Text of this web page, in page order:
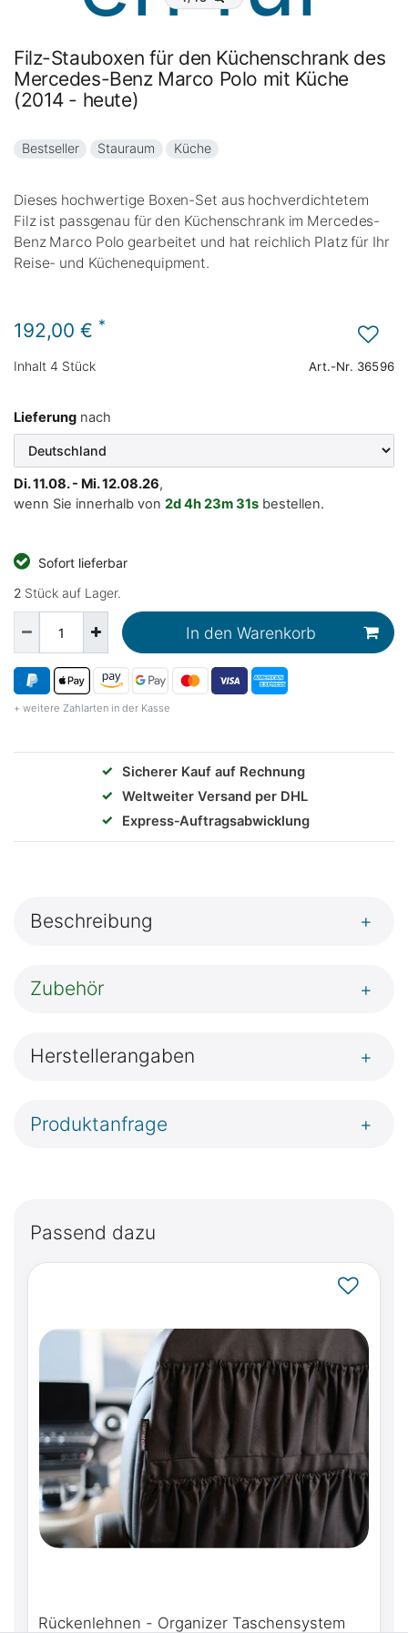
Filz-Stauboxen für den Küchenschrank des
Mercedes-Benz Marco Polo mit Küche
(2014 - heute)
Bestseller Stauraum Küche
Dieses hochwertige Boxen-Set aus hochverdichtetem
Filz ist passgenau für den Küchenschrank im Mercedes-
Benz Marco Polo gearbeitet und hat reichlich Platz für Ihr
Reise- und Küchenequipment.
192,00 € *
Inhalt 4 Stück Art.-Nr. 36596
Lieferung nach
Di. 11.08. - Mi. 12.08.26,
wenn Sie innerhalb von 2d4h23m31s bestellen.
Sofort lieferbar
2 Stück auf Lager.
In den Warenkorb
+ weitere Zahlarten in der Kasse
✓
Sicherer Kauf auf Rechnung
✓
Weltweiter Versand per DHL
✓
Express‑Auftragsabwicklung
Beschreibung +
Zubehör +
Herstellerangaben +
Produktanfrage +
Passend dazu
Rückenlehnen - Organizer Taschensystem